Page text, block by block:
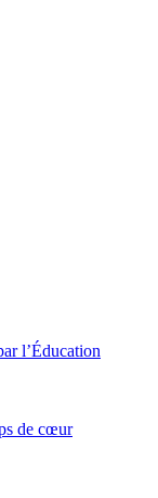
l’Éducation
de cœur